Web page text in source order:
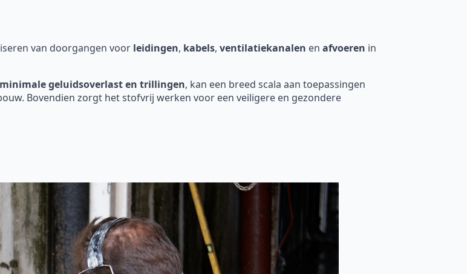
van doorgangen voor leidingen, kabels, ventilatiekanalen en afvoeren in
minimale geluidsoverlast en trillingen, kan een breed scala aan toepassingen
Bovendien zorgt het stofvrij werken voor een veiligere en gezondere